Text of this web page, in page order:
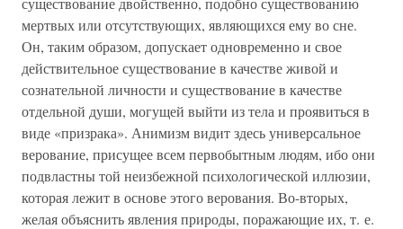
мертвых или отсутствующих, являющихся ему во сне.
Он, таким образом, допускает одновременно и свое
действительное существование в качестве живой и
сознательной личности и существование в качестве
отдельной души, могущей выйти из тела и проявиться в
виде «призрака». Анимизм видит здесь универсальное
верование, присущее всем первобытным людям, ибо они
подвластны той неизбежной психологической иллюзии,
которая лежит в основе этого верования. Во-вторых,
желая объяснить явления природы, поражающие их, т. е.